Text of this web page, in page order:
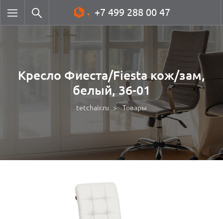
+7 499 288 00 47
Кресло Фиеста/Fiesta кож/зам,
белый, 36-01
tetchair.ru Товары